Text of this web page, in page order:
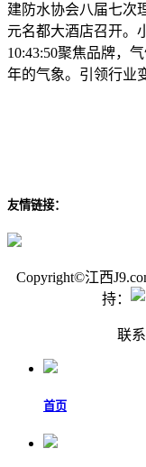
建防水协会八届七次
元名都大酒店召开。
10:43:50聚焦品牌，
年的气象。引领行业
友情链接：
Copyright©江西
持：
联
首页